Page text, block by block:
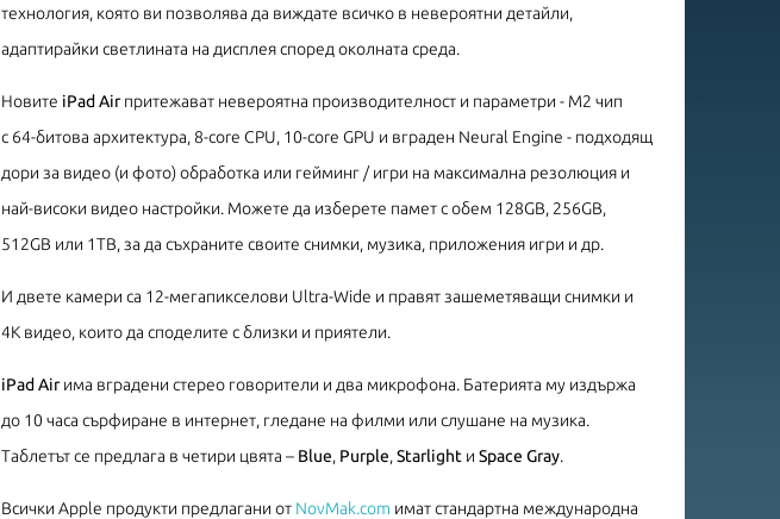
технология, която ви позволява да виждате всичко в невероятни детайли,
адаптирайки светлината на дисплея според околната среда.
Новите iPad Airпритежават невероятна производителност и параметри - M2 чип
с 64-битова архитектура, 8-core CPU, 10-core GPU и вграден Neural Engine - подходящ
дори за видео (и фото) обработка или гейминг / игри на максимална резолюция и
най-високи видео настройки. Можете да изберете памет с обем 128GB, 256GB,
512GB или 1TB, за да съхраните своите снимки, музика, приложения игри и др.
И двете камери са 12-мегапикселови Ultra-Wide и правят зашеметяващи снимки и
4K видео, които да споделите с близки и приятели.
iPad Airима вградени стерео говорители и два микрофона. Батерията му издържа
до 10 часа сърфиране в интернет, гледане на филми или слушане на музика.
Таблетът се предлага в четири цвята – Blue, Purple, Starlight и Space Gray.
Всички Apple продукти предлагани от NovMak.com имат стандартна международна